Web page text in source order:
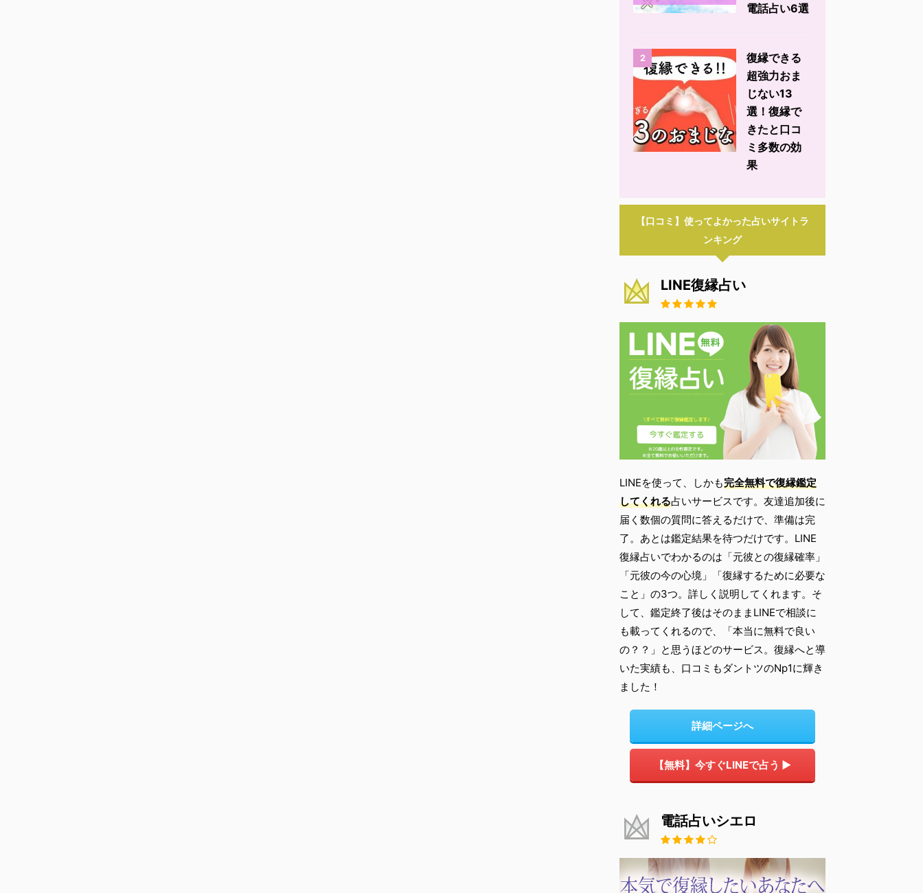
電話占い6選
2
復縁できる
超強力おま
じない13
選！復縁で
きたと口コ
ミ多数の効
果
【口コミ】使ってよかった占いサイトラ
ンキング
LINE復縁占い
LINEを使って、しかも完全無料で復縁鑑定
してくれる占いサービスです。友達追加後に
届く数個の質問に答えるだけで、準備は完
了。あとは鑑定結果を待つだけです。LINE
復縁占いでわかるのは「元彼との復縁確率」
「元彼の今の心境」「復縁するために必要な
こと」の3つ。詳しく説明してくれます。そ
して、鑑定終了後はそのままLINEで相談に
も載ってくれるので、「本当に無料で良い
の？？」と思うほどのサービス。復縁へと導
いた実績も、口コミもダントツのNp1に輝き
ました！
詳細ページへ
【無料】今すぐLINEで占う ▶
電話占いシエロ